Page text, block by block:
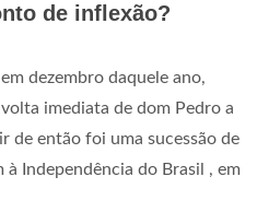
de inflexão?
dezembro daquele ano,
imediata de dom Pedro a
de então foi uma sucessão de
Independência do Brasil , em